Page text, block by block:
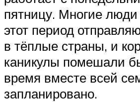
пятницу. Многие
этот период
в тёплые страны, и
каникулы помешали
время вместе всей
запланировано.